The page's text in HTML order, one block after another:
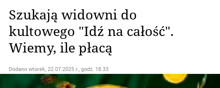
Szukają widowni do
kultowego "Idź na całość".
Wiemy, ile płacą
Dodano wtorek, 22.07.2025 r., godz. 18.33